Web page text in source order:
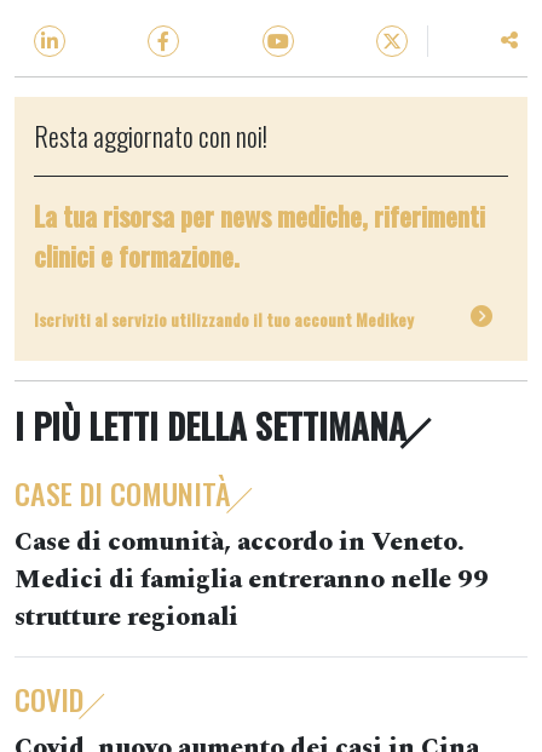
Resta aggiornato con noi!
La tua risorsa per news mediche, riferimenti
clinici e formazione.
Iscriviti al servizio utilizzando il tuo account Medikey
I PIÙ LETTI DELLA SETTIMANA
CASE DI COMUNITÀ
Case di comunità, accordo in Veneto.
Medici di famiglia entreranno nelle 99
strutture regionali
COVID